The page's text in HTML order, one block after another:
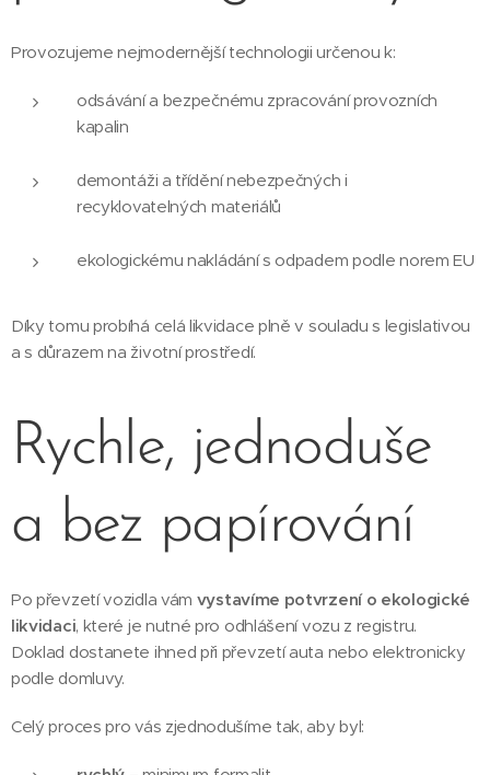
Provozujeme nejmodernější technologii určenou k:
odsávání a bezpečnému zpracování provozních
kapalin
demontáži a třídění nebezpečných i
recyklovatelných materiálů
ekologickému nakládání s odpadem podle norem EU
Díky tomu probíhá celá likvidace plně v souladu s legislativou
a s důrazem na životní prostředí.
Rychle, jednoduše
a bez papírování
Po převzetí vozidla vám vystavíme potvrzení o ekologické
likvidaci, které je nutné pro odhlášení vozu z registru.
Doklad dostanete ihned při převzetí auta nebo elektronicky
podle domluvy.
Celý proces pro vás zjednodušíme tak, aby byl: